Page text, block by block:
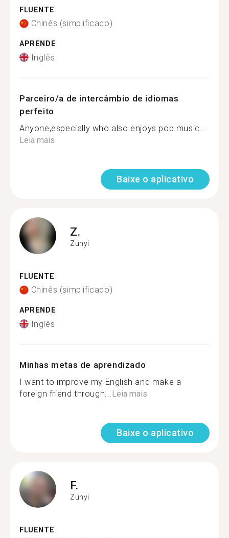
FLUENTE
Chinês (simplificado)
APRENDE
Inglês
Parceiro/a de intercâmbio de idiomas
perfeito
Anyone,especially who also enjoys pop music...
Leia mais
Baixe o aplicativo
Z.
Zunyi
FLUENTE
Chinês (simplificado)
APRENDE
Inglês
Minhas metas de aprendizado
I want to improve my English and make a
foreign friend through... Leia mais
Baixe o aplicativo
F.
Zunyi
FLUENTE